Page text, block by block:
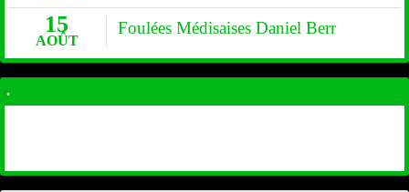
15
AOÛT
Foulées Médisaises Daniel Berr
.